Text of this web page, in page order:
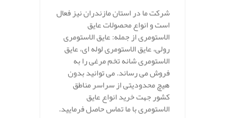
شرکت ما در استان مازندران نیز فعال
است و انواع محصولات عایق
الاستومری از جمله: عایق الاستومری
رولی، عایق الاستومری لوله ای، عایق
الاستومری شانه تخم مرغی را به
فروش می رساند. می توانید بدون
هیچ محدودیتی از سراسر مناطق
کشور جهت خرید انواع عایق
الاستومری با ما تماس حاصل فرمایید.